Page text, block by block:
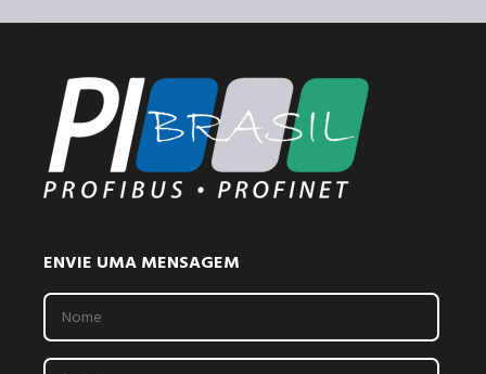
ENVIE UMA MENSAGEM